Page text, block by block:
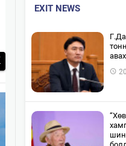
EXIT NEWS